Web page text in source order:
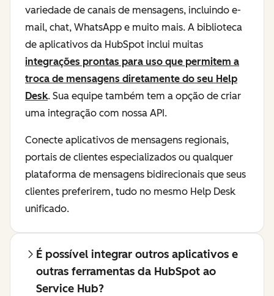
variedade de canais de mensagens, incluindo e-
mail, chat, WhatsApp e muito mais. A biblioteca
de aplicativos da HubSpot inclui muitas
integrações prontas para uso que permitem a
troca de mensagens diretamente do seu Help
Desk. Sua equipe também tem a opção de criar
uma integração com nossa API.
Conecte aplicativos de mensagens regionais,
portais de clientes especializados ou qualquer
plataforma de mensagens bidirecionais que seus
clientes preferirem, tudo no mesmo Help Desk
unificado.
É possível integrar outros aplicativos e
outras ferramentas da HubSpot ao
Service Hub?